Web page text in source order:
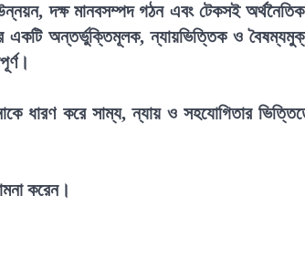
দক্ষ মানবসম্পদ গঠন এবং টেকসই
একটি অন্তর্ভুক্তিমূলক, ন্যায়ভিত্তিক ও
ধারণ করে সাম্য, ন্যায় ও সহযোগিতার
করেন।